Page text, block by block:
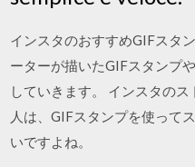
インスタのおすすめGIFスタ
ーターが描いたGIFスタンプ
していきます。 インスタの
人は、GIFスタンプを使って
いですよね。